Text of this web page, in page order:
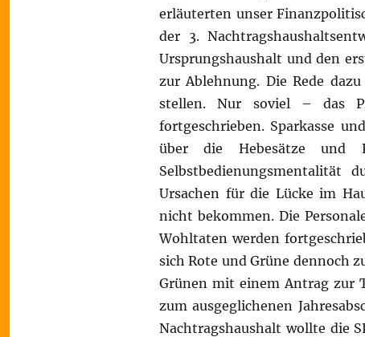
erläuterten unser
der 3.
Ursprungshaushalt und den
zur Ablehnung. Die Rede
stellen. Nur soviel – das
fortgeschrieben. Sparkasse
über die Hebesätze und
Selbstbedienungsmentalität
Ursachen für die Lücke im
nicht bekommen. Die
Wohltaten werden
sich Rote und Grüne dennoch
Grünen mit einem Antrag zur
zum ausgeglichenen
Nachtragshaushalt wollte die